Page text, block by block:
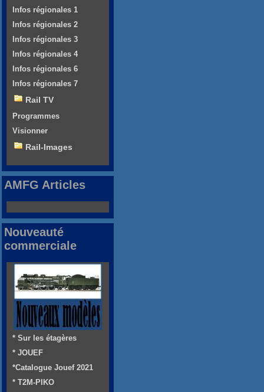
Infos régionales 1
Infos régionales 2
Infos régionales 3
Infos régionales 4
Infos régionales 6
Infos régionales 7
Rail TV
Programmes
Visionner
Rail-Images
AMFG Articles
Nouveauté
commerciale
* Sur les étagères
* JOUEF
*Catalogue Jouef 2021
* T2M-PIKO